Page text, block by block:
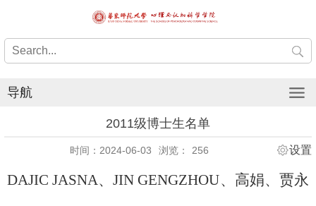
导航
2011级博士生名单
时间：2024-06-03 浏览： 256 设置
DAJIC JASNA、JIN GENGZHOU、 高娟、 贾永